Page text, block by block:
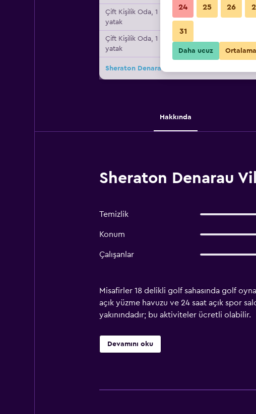
Çift ​Kişilik Oda, 1 king
yatak
Çift ​Kişilik Oda, 1 king
yatak
Sheraton Denarau Villas için diğer 11fırsat
Hakkında
Sheraton Denarau
Temizlik
Konum
Çalışanlar
Misafirler 18 delikli golf sahasında golf
açık yüzme havuzu ve 24 saat açık spor
yakınındadır; bu aktiviteler ücretli olabilir.
Devamını oku
24 25 26
31
Daha ucuz Ortalama